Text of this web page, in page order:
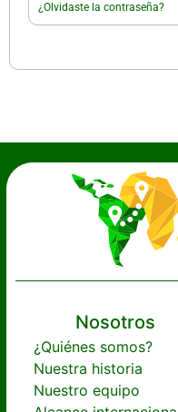
¿Olvidaste la contraseña?
Nosotros
¿Quiénes somos?
Nuestra historia
Nuestro equipo